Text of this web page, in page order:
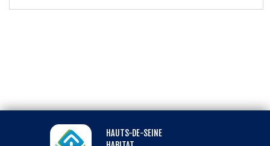
HAUTS-DE-SEINE